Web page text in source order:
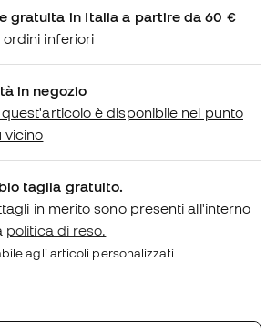
gratuita in Italia a partire da 60 €
inferiori
in negozio
è disponibile nel punto
vicino
taglia gratuito.
in merito sono presenti all'interno
politica di reso.
agli articoli personalizzati.